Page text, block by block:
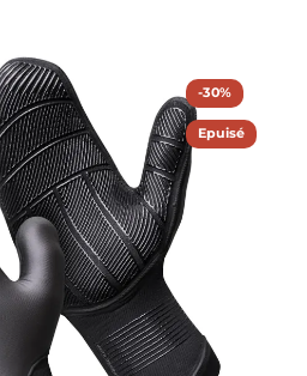
-30%
Epuisé